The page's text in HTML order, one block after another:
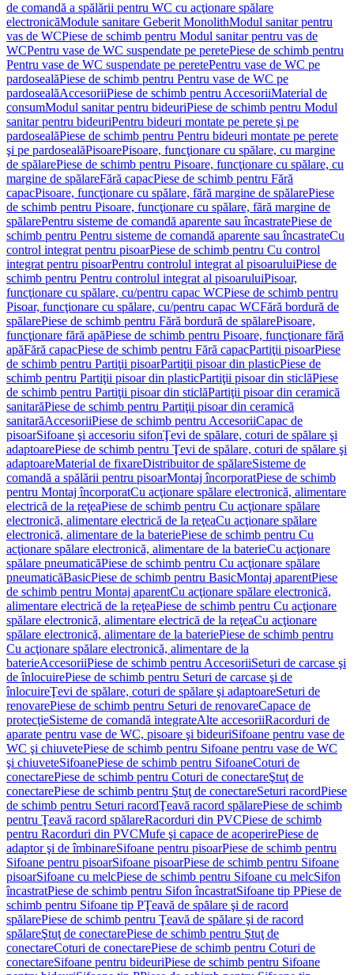
de comandă a spălării pentru WC cu acţionare spălare
electronicăModule sanitare Geberit MonolithModul sanitar pentru
vas de WCPiese de schimb pentru Modul sanitar pentru vas de
WCPentru vase de WC suspendate pe peretePiese de schimb pentru
Pentru vase de WC suspendate pe peretePentru vase de WC pe
pardosealăPiese de schimb pentru Pentru vase de WC pe
pardosealăAccesoriiPiese de schimb pentru AccesoriiMaterial de
consumModul sanitar pentru bideuriPiese de schimb pentru Modul
sanitar pentru bideuriPentru bideuri montate pe perete şi pe
pardosealăPiese de schimb pentru Pentru bideuri montate pe perete
şi pe pardosealăPisoarePisoare, funcţionare cu spălare, cu margine
de spălarePiese de schimb pentru Pisoare, funcţionare cu spălare, cu
margine de spălareFără capacPiese de schimb pentru Fără
capacPisoare, funcţionare cu spălare, fără margine de spălarePiese
de schimb pentru Pisoare, funcţionare cu spălare, fără margine de
spălarePentru sisteme de comandă aparente sau încastratePiese de
schimb pentru Pentru sisteme de comandă aparente sau încastrateCu
control integrat pentru pisoarPiese de schimb pentru Cu control
integrat pentru pisoarPentru controlul integrat al pisoaruluiPiese de
schimb pentru Pentru controlul integrat al pisoaruluiPisoar,
funcţionare cu spălare, cu/pentru capac WCPiese de schimb pentru
Pisoar, funcţionare cu spălare, cu/pentru capac WCFără bordură de
spălarePiese de schimb pentru Fără bordură de spălarePisoare,
funcţionare fără apăPiese de schimb pentru Pisoare, funcţionare fără
apăFără capacPiese de schimb pentru Fără capacPartiţii pisoarPiese
de schimb pentru Partiţii pisoarPartiţii pisoar din plasticPiese de
schimb pentru Partiţii pisoar din plasticPartiţii pisoar din sticlăPiese
de schimb pentru Partiţii pisoar din sticlăPartiţii pisoar din ceramică
sanitarăPiese de schimb pentru Partiţii pisoar din ceramică
sanitarăAccesoriiPiese de schimb pentru AccesoriiCapac de
pisoarSifoane şi accesoriu sifonŢevi de spălare, coturi de spălare şi
adaptoarePiese de schimb pentru Ţevi de spălare, coturi de spălare şi
adaptoareMaterial de fixareDistribuitor de spălareSisteme de
comandă a spălării pentru pisoarMontaj încorporatPiese de schimb
pentru Montaj încorporatCu acţionare spălare electronică, alimentare
electrică de la reţeaPiese de schimb pentru Cu acţionare spălare
electronică, alimentare electrică de la reţeaCu acţionare spălare
electronică, alimentare de la bateriePiese de schimb pentru Cu
acţionare spălare electronică, alimentare de la baterieCu acţionare
spălare pneumaticăPiese de schimb pentru Cu acţionare spălare
pneumaticăBasicPiese de schimb pentru BasicMontaj aparentPiese
de schimb pentru Montaj aparentCu acţionare spălare electronică,
alimentare electrică de la reţeaPiese de schimb pentru Cu acţionare
spălare electronică, alimentare electrică de la reţeaCu acţionare
spălare electronică, alimentare de la bateriePiese de schimb pentru
Cu acţionare spălare electronică, alimentare de la
baterieAccesoriiPiese de schimb pentru AccesoriiSeturi de carcase şi
de înlocuirePiese de schimb pentru Seturi de carcase şi de
înlocuireŢevi de spălare, coturi de spălare şi adaptoareSeturi de
renovarePiese de schimb pentru Seturi de renovareCapace de
protecţieSisteme de comandă integrateAlte accesoriiRacorduri de
aparate pentru vase de WC, pisoare şi bideuriSifoane pentru vase de
WC şi chiuvetePiese de schimb pentru Sifoane pentru vase de WC
şi chiuveteSifoanePiese de schimb pentru SifoaneCoturi de
conectarePiese de schimb pentru Coturi de conectareŞtuţ de
conectarePiese de schimb pentru Ştuţ de conectareSeturi racordPiese
de schimb pentru Seturi racordŢeavă racord spălarePiese de schimb
pentru Ţeavă racord spălareRacorduri din PVCPiese de schimb
pentru Racorduri din PVCMufe şi capace de acoperirePiese de
adaptor şi de îmbinareSifoane pentru pisoarPiese de schimb pentru
Sifoane pentru pisoarSifoane pisoarPiese de schimb pentru Sifoane
pisoarSifoane cu melcPiese de schimb pentru Sifoane cu melcSifon
încastratPiese de schimb pentru Sifon încastratSifoane tip PPiese de
schimb pentru Sifoane tip PŢeavă de spălare şi de racord
spălarePiese de schimb pentru Ţeavă de spălare şi de racord
spălareŞtuţ de conectarePiese de schimb pentru Ştuţ de
conectareCoturi de conectarePiese de schimb pentru Coturi de
conectareSifoane pentru bideuriPiese de schimb pentru Sifoane